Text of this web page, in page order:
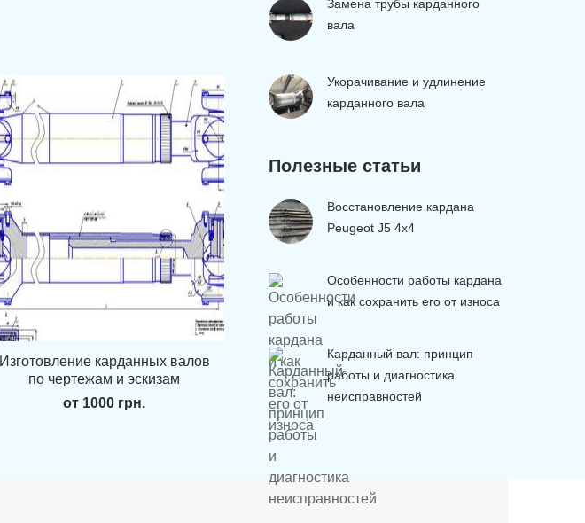
Изготовление карданных валов
по чертежам и эскизам
от 1000 грн.
Замена трубы карданного
вала
Укорачивание и удлинение
карданного вала
Полезные статьи
Восстановление кардана
Peugeot J5 4х4
Особенности работы кардана
и как сохранить его от износа
Карданный вал: принцип
работы и диагностика
неисправностей